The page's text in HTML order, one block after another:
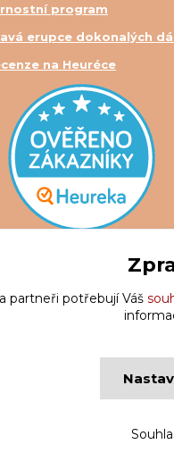
program
erupce dokonalých
na Heuréce
partneři potřebují Váš